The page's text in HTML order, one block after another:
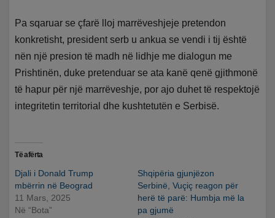
Pa sqaruar se çfarë lloj marrëveshjeje pretendon
konkretisht, president serb u ankua se vendi i tij është
nën një presion të madh në lidhje me dialogun me
Prishtinën, duke pretenduar se ata kanë qenë gjithmonë
të hapur për një marrëveshje, por ajo duhet të respektojë
integritetin territorial dhe kushtetutën e Serbisë.
Të afërta
Djali i Donald Trump
mbërrin në Beograd
11 Mars, 2025
Në “Bota”
Shqipëria gjunjëzon
Serbinë, Vuçiç reagon për
herë të parë: Humbja më la
pa gjumë